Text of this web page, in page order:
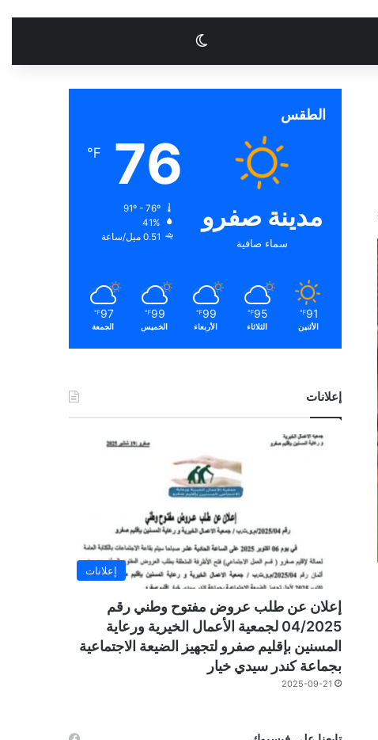
الوضع المظلم
الطقس
مدينة صفرو
سماء صافية
76
℉
41%
0.51 ميل/ساعة
91
℉
الأثنين
95
℉
الثلاثاء
99
℉
الأربعاء
99
℉
الخميس
97
℉
الجمعة
إعلانات
إعلانات
إعلان عن طلب عروض مفتوح وطني رقم
04/2025 لجمعية الأعمال الخيرية ورعاية
المسنين بإقليم صفرو لتجهيز الضيعة الاجتماعية
بجماعة كندر سيدي خيار
2025-09-21